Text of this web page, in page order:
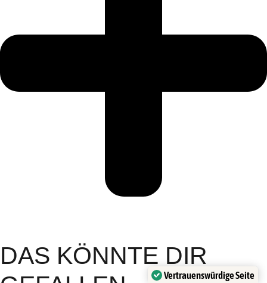
DAS KÖNNTE DIR
Vertrauenswürdige Seite